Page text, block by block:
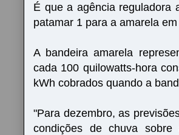
É que a agência reguladora
patamar 1 para a amarela
A bandeira amarela
cada 100 quilowatts-hora
kWh cobrados quando a
"Para dezembro, as
condições de chuva sobre